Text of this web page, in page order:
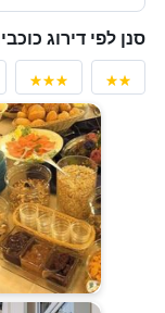
סנן לפי דירוג